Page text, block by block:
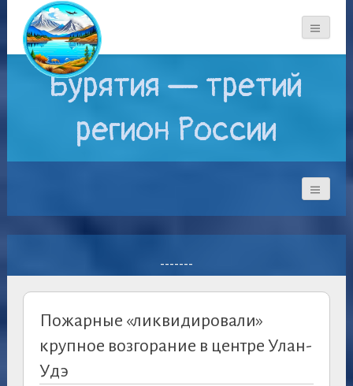
Бурятия — третий
регион России
-------
Пожарные «ликвидировали»
крупное возгорание в центре Улан-
Удэ